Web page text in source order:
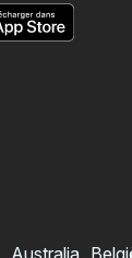
Australia